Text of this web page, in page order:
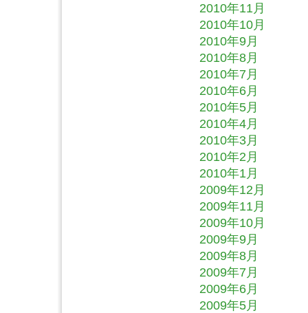
2010年11月
2010年10月
2010年9月
2010年8月
2010年7月
2010年6月
2010年5月
2010年4月
2010年3月
2010年2月
2010年1月
2009年12月
2009年11月
2009年10月
2009年9月
2009年8月
2009年7月
2009年6月
2009年5月